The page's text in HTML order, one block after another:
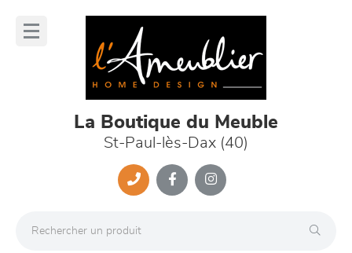
La Boutique du Meuble
St-Paul-lès-Dax (40)